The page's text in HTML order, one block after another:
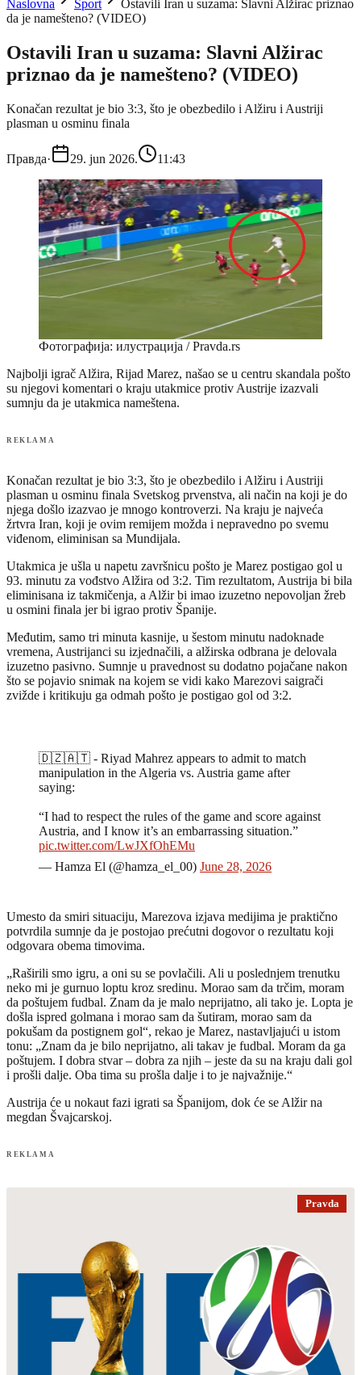
Naslovna
Sport
Ostavili Iran u suzama: Slavni Alžirac priznao
da je namešteno? (VIDEO)
Ostavili Iran u suzama: Slavni Alžirac
priznao da je namešteno? (VIDEO)
Konačan rezultat je bio 3:3, što je obezbedilo i Alžiru i Austriji
plasman u osminu finala
Правда· 29. jun 2026. 11:43
Фотографија: илустрација / Pravda.rs
Najbolji igrač Alžira, Rijad Marez, našao se u centru skandala pošto
su njegovi komentari o kraju utakmice protiv Austrije izazvali
sumnju da je utakmica nameštena.
REKLAMA
Konačan rezultat je bio 3:3, što je obezbedilo i Alžiru i Austriji
plasman u osminu finala Svetskog prvenstva, ali način na koji je do
njega došlo izazvao je mnogo kontroverzi. Na kraju je najveća
žrtvra Iran, koji je ovim remijem možda i nepravedno po svemu
viđenom, eliminisan sa Mundijala.
Utakmica je ušla u napetu završnicu pošto je Marez postigao gol u
93. minutu za vođstvo Alžira od 3:2. Tim rezultatom, Austrija bi bila
eliminisana iz takmičenja, a Alžir bi imao izuzetno nepovoljan žreb
u osmini finala jer bi igrao protiv Španije.
Međutim, samo tri minuta kasnije, u šestom minutu nadoknade
vremena, Austrijanci su izjednačili, a alžirska odbrana je delovala
izuzetno pasivno. Sumnje u pravednost su dodatno pojačane nakon
što se pojavio snimak na kojem se vidi kako Marezovi saigrači
zvižde i kritikuju ga odmah pošto je postigao gol od 3:2.
🇩🇿🇦🇹 - Riyad Mahrez appears to admit to match
manipulation in the Algeria vs. Austria game after
saying:
“I had to respect the rules of the game and score against
Austria, and I know it’s an embarrassing situation.”
pic.twitter.com/LwJXfOhEMu
— Hamza El (@hamza_el_00) June 28, 2026
Umesto da smiri situaciju, Marezova izjava medijima je praktično
potvrdila sumnje da je postojao prećutni dogovor o rezultatu koji
odgovara obema timovima.
„Raširili smo igru, a oni su se povlačili. Ali u poslednjem trenutku
neko mi je gurnuo loptu kroz sredinu. Morao sam da trčim, moram
da poštujem fudbal. Znam da je malo neprijatno, ali tako je. Lopta je
došla ispred golmana i morao sam da šutiram, morao sam da
pokušam da postignem gol“, rekao je Marez, nastavljajući u istom
tonu: „Znam da je bilo neprijatno, ali takav je fudbal. Moram da ga
poštujem. I dobra stvar – dobra za njih – jeste da su na kraju dali gol
i prošli dalje. Oba tima su prošla dalje i to je najvažnije.“
Austrija će u nokaut fazi igrati sa Španijom, dok će se Alžir na
megdan Švajcarskoj.
REKLAMA
Pravda